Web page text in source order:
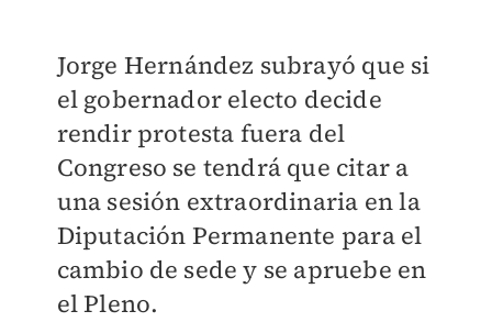
Jorge Hernández subrayó que si
el gobernador electo decide
rendir protesta fuera del
Congreso se tendrá que citar a
una sesión extraordinaria en la
Diputación Permanente para el
cambio de sede y se apruebe en
el Pleno.